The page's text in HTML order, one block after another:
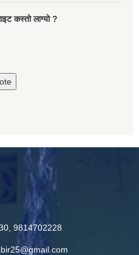
कस्तो लाग्यो ?
9814702228